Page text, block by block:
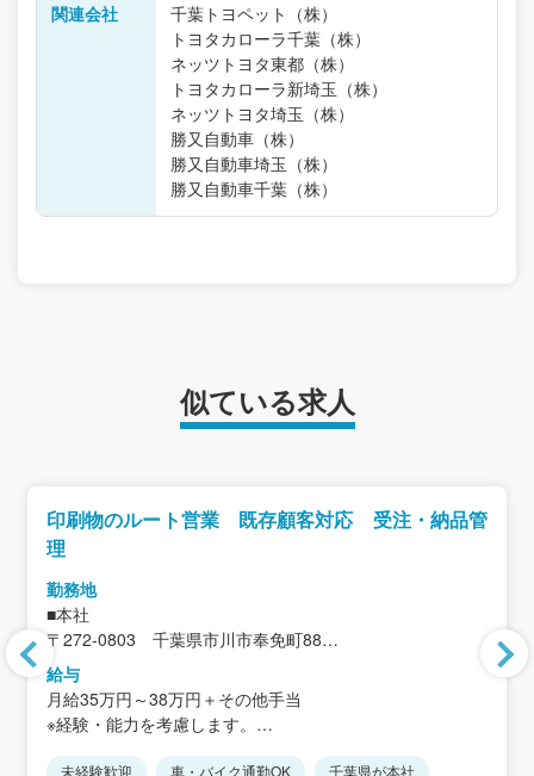
関連会社
千葉トヨペット（株）
トヨタカローラ千葉（株）
ネッツトヨタ東都（株）
トヨタカローラ新埼玉（株）
ネッツトヨタ埼玉（株）
勝又自動車（株）
勝又自動車埼玉（株）
勝又自動車千葉（株）
似ている求人
印刷物のルート営業 既存顧客対応 受注・納品管
理
勤務地
■本社
〒272-0803 千葉県市川市奉免町88
＜アクセス＞
JR武蔵野線「市川大野駅」から徒歩20分
※駅から距離があるため、車通勤が便利です
※転勤なし
※車通勤可、駐車場完備
給与
月給35万円～38万円＋その他手当
※経験・能力を考慮します。
未経験歓迎 車・バイク通勤OK
千葉県が本社